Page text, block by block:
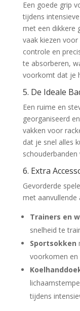
Een goede grip
tijdens
met een dikkere
vaak kiezen
controle en
te absorberen,
voorkomt dat je
5. De Ideale
Een ruime en
georganiseerd
vakken voor
dat je snel alles
6. Extra
Gevorderde
met aanvullende
Trainers en
snelheid te
Sportsokken
voorkomen en
tijdens